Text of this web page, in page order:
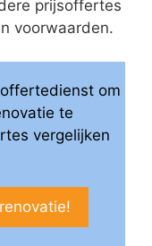
prijsoffertes
voorwaarden.
om
te
vergelijken